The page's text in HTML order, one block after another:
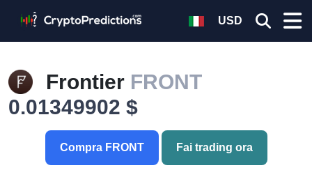
USD
Frontier FRONT
0.01349902 $
Compra FRONT Fai trading ora